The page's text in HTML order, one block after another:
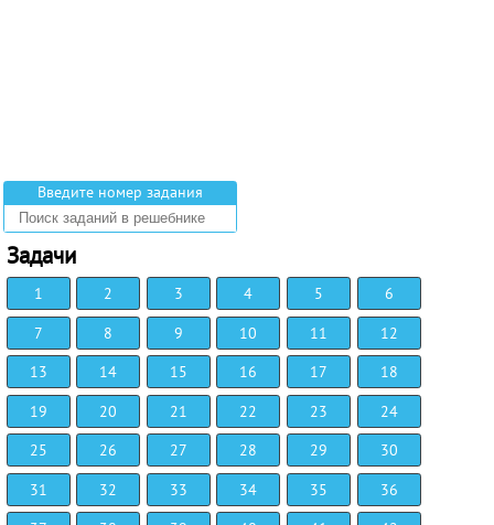
Введите номер задания
Задачи
1 2 3 4 5
6
7
8 9 10 11
12
13
14 15 16 17
18
19
20 21 22 23
24
25
26 27 28 29
30
31
32 33 34 35
36